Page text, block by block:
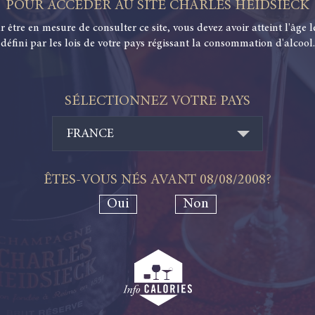
POUR ACCÉDER AU SITE CHARLES HEIDSIECK
être en mesure de consulter ce site, vous devez avoir atteint l'âge
défini par les lois de votre pays régissant la consommation d'alcool.
SÉLECTIONNEZ VOTRE PAYS
FRANCE
ÊTES-VOUS NÉS AVANT 08/08/2008?
Oui
Non